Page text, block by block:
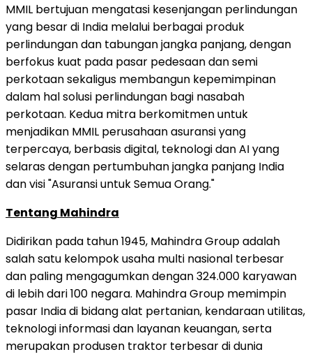
MMIL bertujuan mengatasi kesenjangan perlindungan
yang besar di India melalui berbagai produk
perlindungan dan tabungan jangka panjang, dengan
berfokus kuat pada pasar pedesaan dan semi
perkotaan sekaligus membangun kepemimpinan
dalam hal solusi perlindungan bagi nasabah
perkotaan. Kedua mitra berkomitmen untuk
menjadikan MMIL perusahaan asuransi yang
terpercaya, berbasis digital, teknologi dan AI yang
selaras dengan pertumbuhan jangka panjang India
dan visi "Asuransi untuk Semua Orang."
Tentang Mahindra
Didirikan pada tahun 1945, Mahindra Group adalah
salah satu kelompok usaha multi nasional terbesar
dan paling mengagumkan dengan 324.000 karyawan
di lebih dari 100 negara. Mahindra Group memimpin
pasar India di bidang alat pertanian, kendaraan utilitas,
teknologi informasi dan layanan keuangan, serta
merupakan produsen traktor terbesar di dunia